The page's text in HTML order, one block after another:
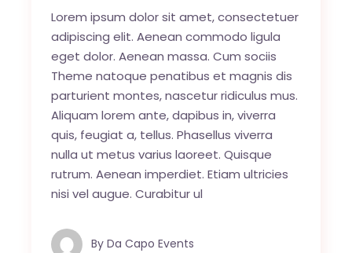
Lorem ipsum dolor sit amet, consectetuer
adipiscing elit. Aenean commodo ligula
eget dolor. Aenean massa. Cum sociis
Theme natoque penatibus et magnis dis
parturient montes, nascetur ridiculus mus.
Aliquam lorem ante, dapibus in, viverra
quis, feugiat a, tellus. Phasellus viverra
nulla ut metus varius laoreet. Quisque
rutrum. Aenean imperdiet. Etiam ultricies
nisi vel augue. Curabitur ul
By Da Capo Events